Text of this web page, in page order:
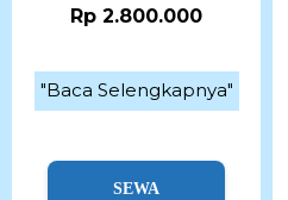
Rp 2.800.000
"Baca Selengkapnya"
SEWA